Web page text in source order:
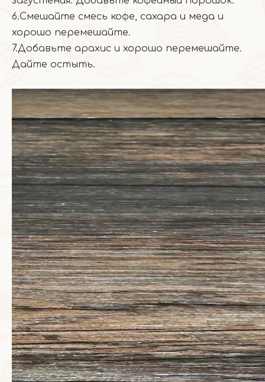
6.Смешайте смесь кофе, сахара и меда и
хорошо перемешайте.
7.Добавьте арахис и хорошо перемешайте.
Дайте остыть.